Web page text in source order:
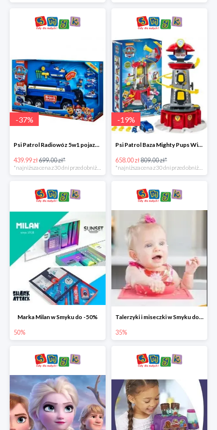
-37%
Psi Patrol Radiowóz 5w1 pojazd ratunkowy z figurką Chase'a -37%
439.99 zł699.00 zł*
-19%
Psi Patrol Baza Mighty Pups Wieża obserwacyjna+pojazd z figurką -19%
658.00 zł809.00 zł*
Marka Milan w Smyku do -50%
50%
Talerzyki i miseczki w Smyku do -35%
35%